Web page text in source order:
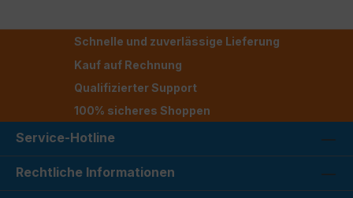
Schnelle und zuverlässige Lieferung
Kauf auf Rechnung
Qualifizierter Support
100% sicheres Shoppen
Service-Hotline
Rechtliche Informationen